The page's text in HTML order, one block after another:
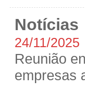
Notícias
24/11/2025
Reunião
empresas